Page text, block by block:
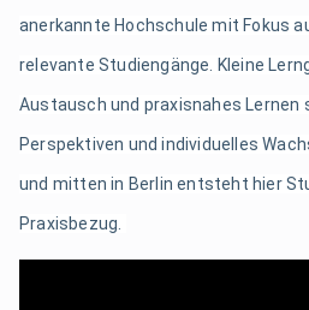
anerkannte Hochschule mit Fokus
relevante Studiengänge. Kleine
Austausch und praxisnahes Lernen
Perspektiven und individuelles
und mitten in Berlin entsteht hier
Praxisbezug.